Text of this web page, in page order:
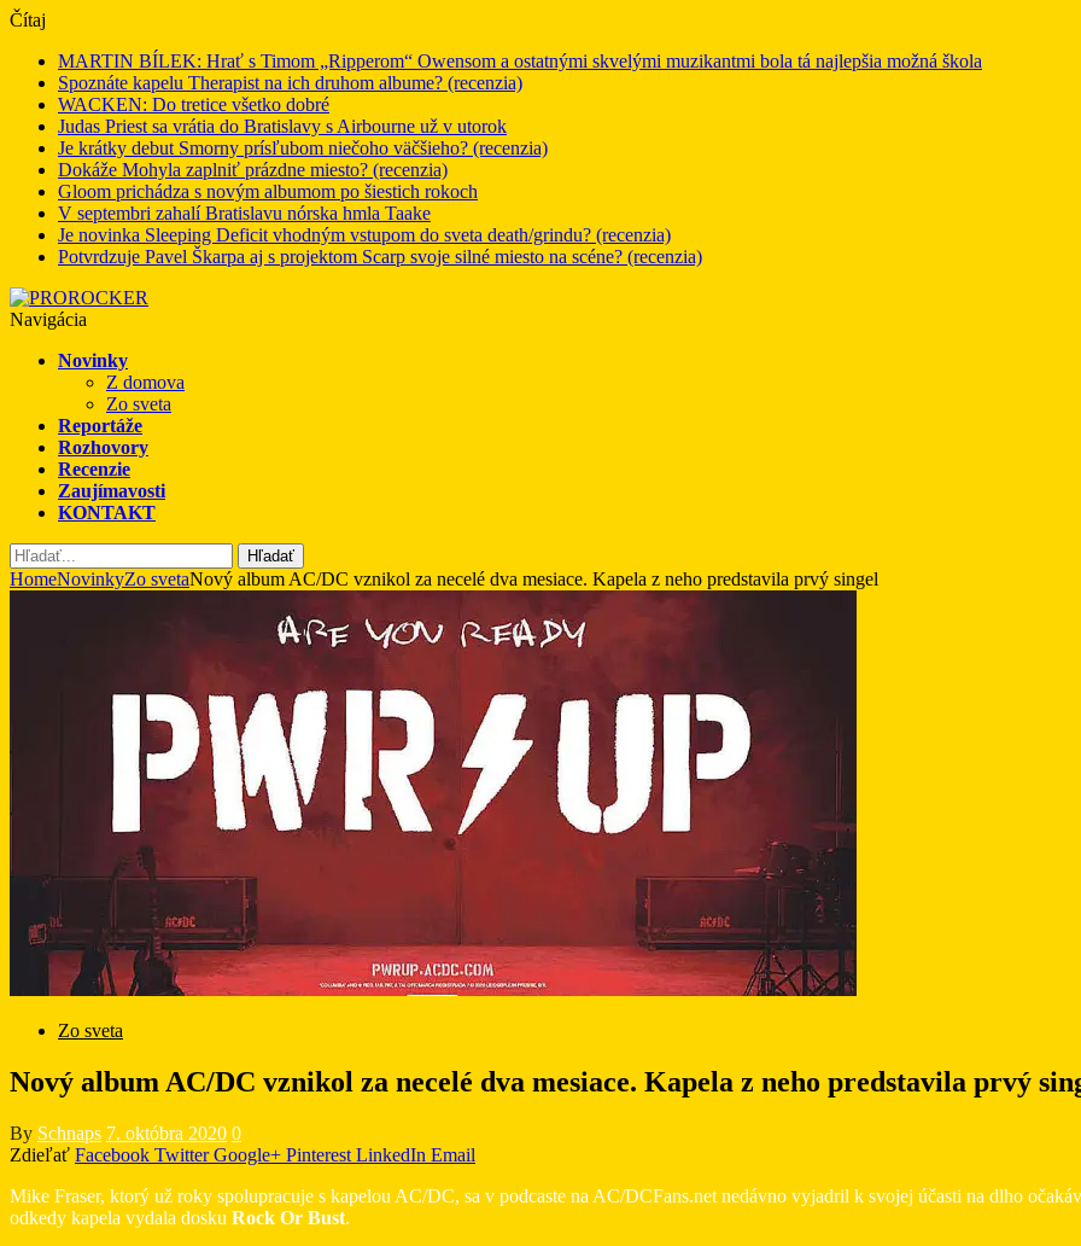
Čítaj
MARTIN BÍLEK: Hrať s Timom „Ripperom“ Owensom a ostatnými skvelými muzikantmi bola tá najlepšia možná škola
Spoznáte kapelu Therapist na ich druhom albume? (recenzia)
WACKEN: Do tretice všetko dobré
Judas Priest sa vrátia do Bratislavy s Airbourne už v utorok
Je krátky debut Smorny prísľubom niečoho väčšieho? (recenzia)
Dokáže Mohyla zaplniť prázdne miesto? (recenzia)
Gloom prichádza s novým albumom po šiestich rokoch
V septembri zahalí Bratislavu nórska hmla Taake
Je novinka Sleeping Deficit vhodným vstupom do sveta death/grindu? (recenzia)
Potvrdzuje Pavel Škarpa aj s projektom Scarp svoje silné miesto na scéne? (recenzia)
Navigácia
Novinky
Z domova
Zo sveta
Reportáže
Rozhovory
Recenzie
Zaujímavosti
KONTAKT
Hľadať
HomeNovinkyZo svetaNový album AC/DC vznikol za necelé dva mesiace. Kapela z neho predstavila prvý singel
Zo sveta
Nový album AC/DC vznikol za necelé dva mesiace. Kapela z neho predstavila prvý
By Schnaps 7. októbra 2020 0
Zdieľať Facebook Twitter Google+ Pinterest LinkedIn Email
Mike Fraser, ktorý už roky spolupracuje s kapelou AC/DC, sa v podcaste na AC/DCFans.net nedávno vyjadril k svojej účasti na dlho
odkedy kapela vydala dosku Rock Or Bust.